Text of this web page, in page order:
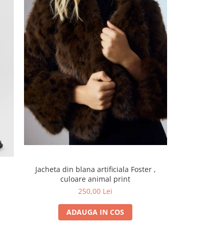
Jacheta din blana artificiala Foster ,
culoare animal print
250,00 Lei
ADAUGA IN COS